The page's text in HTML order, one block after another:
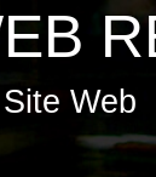
Site Web